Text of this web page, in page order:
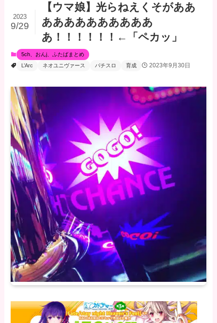
【ウマ娘】光らねえくそがああ
ああああああああああ
あ！！！！！！←「ペカッ」
2023
9/29
5ch、おんj、ふたばまとめ
L’Arc
ネオユニヴァース パチスロ 育成 2023年9月30日